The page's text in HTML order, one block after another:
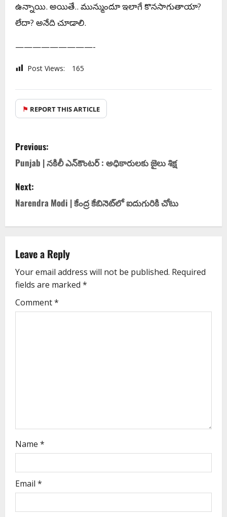
ఉన్నాయి. అయితే.. మున్ముందూ ఇలాగే కొన‌సాగుతాయా?
లేదా? అనేది చూడాలి.
—————————-
Post Views: 165
⚑ REPORT THIS ARTICLE
Previous:
Punjab | నకిలీ ఎన్‌కౌంటర్‌ : అధికారులకు జైలు శిక్ష
Next:
Narendra Modi | కేంద్ర కేబినెట్‌లో ఐదుగురికి చోటు
Leave a Reply
Your email address will not be published. Required
fields are marked *
Comment*
Name *
Email *